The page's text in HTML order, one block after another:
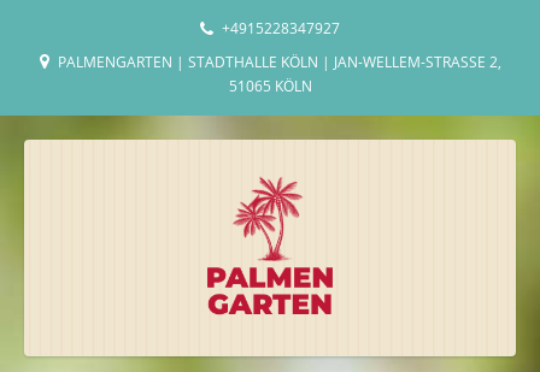
+4915228347927
PALMENGARTEN | STADTHALLE KÖLN | JAN-WELLEM-STRASSE 2, 5
1065 KÖLN